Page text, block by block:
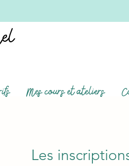
Mes cours et ateliers
Les